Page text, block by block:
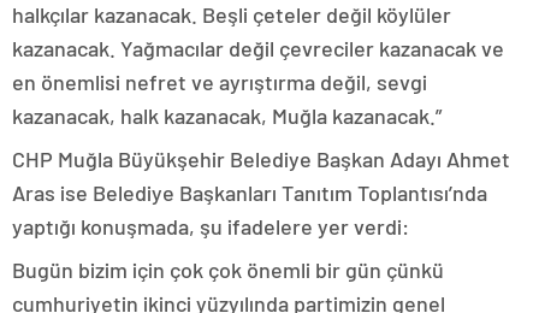
halkçılar kazanacak. Beşli çeteler değil köylüler
kazanacak. Yağmacılar değil çevreciler kazanacak ve
en önemlisi nefret ve ayrıştırma değil, sevgi
kazanacak, halk kazanacak, Muğla kazanacak.”
CHP Muğla Büyükşehir Belediye Başkan Adayı Ahmet
Aras ise Belediye Başkanları Tanıtım Toplantısı’nda
yaptığı konuşmada, şu ifadelere yer verdi:
Bugün bizim için çok çok önemli bir gün çünkü
cumhuriyetin ikinci yüzyılında partimizin genel